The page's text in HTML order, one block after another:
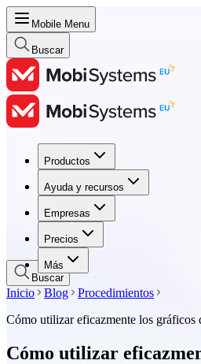
Mobile Menu
Buscar
Productos
Ayuda y recursos
Empresas
Precios
Más
Productos
Ayuda y recursos
Empresas
Precios
Buscar
Inicio Blog
Procedimientos
Cómo utilizar eficazmente los gráficos
Cómo utilizar